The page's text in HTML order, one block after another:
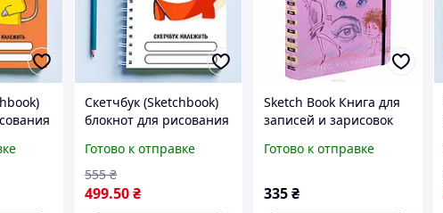
вина"
Скетчбук (Sketchbook)
блокнот для рисования
Готово к отправке
499.50₴
555 ₴
Sketch Book Книга для
записей и зарисовок
экспресс курс для
Готово к отправке
335₴